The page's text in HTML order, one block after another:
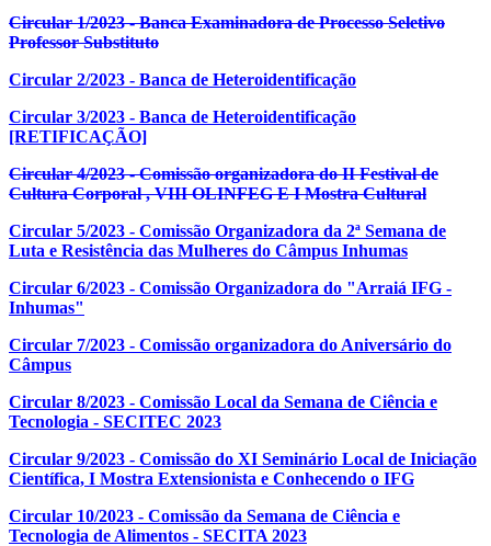
Circular 1/2023 - Banca Examinadora de Processo Seletivo
Professor Substituto
Circular 2/2023 - Banca de Heteroidentificação
Circular 3/2023 - Banca de Heteroidentificação
[RETIFICAÇÃO]
Circular 4/2023 - Comissão organizadora do II Festival de
Cultura Corporal , VIII OLINFEG E I Mostra Cultural
Circular 5/2023 - Comissão Organizadora da 2ª Semana de
Luta e Resistência das Mulheres do Câmpus Inhumas
Circular 6/2023 - Comissão Organizadora do "Arraiá IFG -
Inhumas"
Circular 7/2023 - Comissão organizadora do Aniversário do
Câmpus
Circular 8/2023 - Comissão Local da Semana de Ciência e
Tecnologia - SECITEC 2023
Circular 9/2023 - Comissão do XI Seminário Local de Iniciação
Científica, I Mostra Extensionista e Conhecendo o IFG
Circular 10/2023 - Comissão da Semana de Ciência e
Tecnologia de Alimentos - SECITA 2023